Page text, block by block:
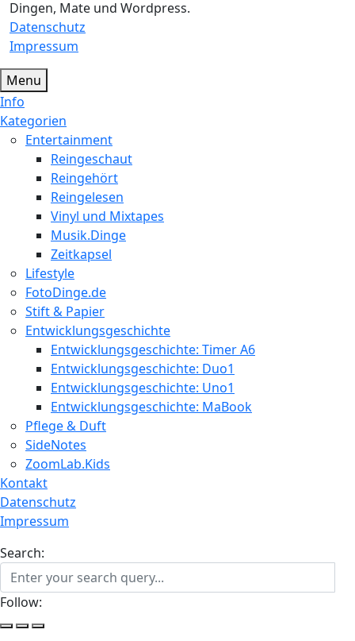
Dingen, Mate und Wordpress.
Datenschutz
Impressum
Menu
Info
Kategorien
Entertainment
Reingeschaut
Reingehört
Reingelesen
Vinyl und Mixtapes
Musik.Dinge
Zeitkapsel
Lifestyle
FotoDinge.de
Stift & Papier
Entwicklungsgeschichte
Entwicklungsgeschichte: Timer A6
Entwicklungsgeschichte: Duo1
Entwicklungsgeschichte: Uno1
Entwicklungsgeschichte: MaBook
Pflege & Duft
SideNotes
ZoomLab.Kids
Kontakt
Datenschutz
Impressum
Search:
Follow: